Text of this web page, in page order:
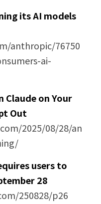
its AI models
anthropic/76750
ai-
Claude on Your
Out
2025/08/28/an
users to
28
250828/p26